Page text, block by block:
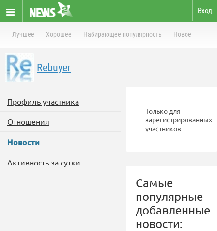
Вход
Лучшее Хорошее Набирающее популярность Новое
Rebuyer
Профиль участника
Отношения
Новости
Активность за сутки
Только для
зарегистрированных
участников
Самые
популярные
добавленные
новости: